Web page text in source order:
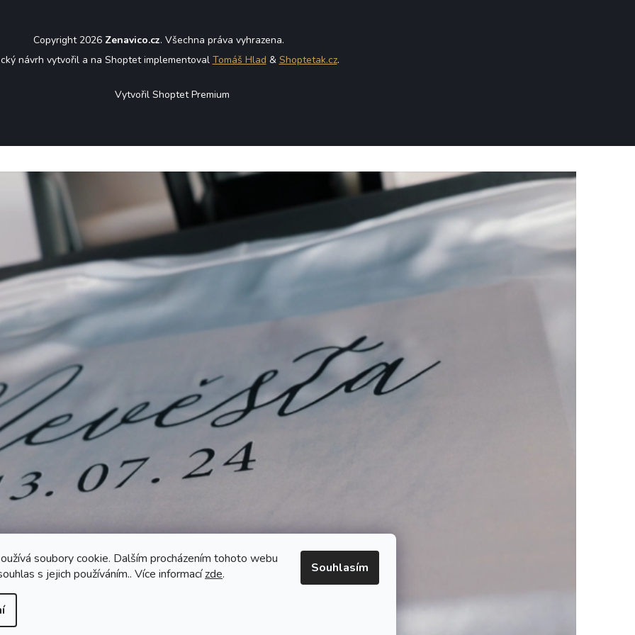
soubory cookie. Dalším procházením tohoto webu
s jejich používáním.. Více informacízde. Souhlasím
Copyright 2026 Zenavico.cz. Všechna práva vyhrazena.
návrh vytvořil a na Shoptet implementoval Tomáš Hlad & Shoptetak.cz.
Vytvořil Shoptet Premium